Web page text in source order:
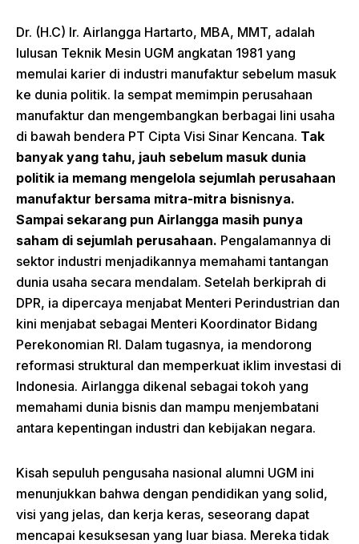
Dr. (H.C) Ir. Airlangga Hartarto, MBA, MMT, adalah
lulusan Teknik Mesin UGM angkatan 1981 yang
memulai karier di industri manufaktur sebelum masuk
ke dunia politik. Ia sempat memimpin perusahaan
manufaktur dan mengembangkan berbagai lini usaha
di bawah bendera PT Cipta Visi Sinar Kencana. Tak
banyak yang tahu, jauh sebelum masuk dunia
politik ia memang mengelola sejumlah perusahaan
manufaktur bersama mitra-mitra bisnisnya.
Sampai sekarang pun Airlangga masih punya
saham di sejumlah perusahaan. Pengalamannya di
sektor industri menjadikannya memahami tantangan
dunia usaha secara mendalam. Setelah berkiprah di
DPR, ia dipercaya menjabat Menteri Perindustrian dan
kini menjabat sebagai Menteri Koordinator Bidang
Perekonomian RI. Dalam tugasnya, ia mendorong
reformasi struktural dan memperkuat iklim investasi di
Indonesia. Airlangga dikenal sebagai tokoh yang
memahami dunia bisnis dan mampu menjembatani
antara kepentingan industri dan kebijakan negara.
Kisah sepuluh pengusaha nasional alumni UGM ini
menunjukkan bahwa dengan pendidikan yang solid,
visi yang jelas, dan kerja keras, seseorang dapat
mencapai kesuksesan yang luar biasa. Mereka tidak